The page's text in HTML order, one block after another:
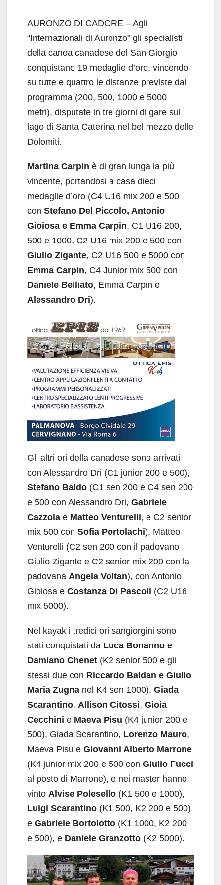
AURONZO DI CADORE – Agli
“Internazionali di Auronzo” gli specialisti
della canoa canadese del San Giorgio
conquistano 19 medaglie d’oro, vincendo
su tutte e quattro le distanze previste dal
programma (200, 500, 1000 e 5000
metri), disputate in tre giorni di gare sul
lago di Santa Caterina nel bel mezzo delle
Dolomiti.
Martina Carpin è di gran lunga la più
vincente, portandosi a casa dieci
medaglie d’oro (C4 U16 mix 200 e 500
con Stefano Del Piccolo, Antonio
Gioiosa e Emma Carpin, C1 U16 200,
500 e 1000, C2 U16 mix 200 e 500 con
Giulio Zigante, C2 U16 500 e 5000 con
Emma Carpin, C4 Junior mix 500 con
Daniele Belliato, Emma Carpin e
Alessandro Dri).
Gli altri ori della canadese sono arrivati
con Alessandro Dri (C1 junior 200 e 500),
Stefano Baldo (C1 sen 200 e C4 sen 200
e 500 con Alessandro Dri, Gabriele
Cazzola e Matteo Venturelli, e C2 senior
mix 500 con Sofia Portolachi), Matteo
Venturelli (C2 sen 200 con il padovano
Giulio Zigante e C2 senior mix 200 con la
padovana Angela Voltan), con Antonio
Gioiosa e Costanza Di Pascoli (C2 U16
mix 5000).
Nel kayak i tredici ori sangiorgini sono
stati conquistati da Luca Bonanno e
Damiano Chenet (K2 senior 500 e gli
stessi due con Riccardo Baldan e Giulio
Maria Zugna nel K4 sen 1000), Giada
Scarantino, Allison Citossi, Gioia
Cecchini e Maeva Pisu (K4 junior 200 e
500), Giada Scarantino, Lorenzo Mauro,
Maeva Pisu e Giovanni Alberto Marrone
(K4 junior mix 200 e 500 con Giulio Fucci
al posto di Marrone), e nei master hanno
vinto Alvise Polesello (K1 500 e 1000),
Luigi Scarantino (K1 500, K2 200 e 500)
e Gabriele Bortolotto (K1 1000, K2 200
e 500), e Daniele Granzotto (K2 5000).